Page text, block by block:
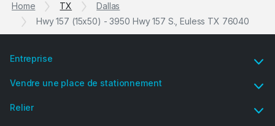
Home TX
Dallas
Hwy 157 (15x50) - 3950 Hwy 157 S., Euless TX 76040
Entreprise
Vendre une place de stationnement
Relier